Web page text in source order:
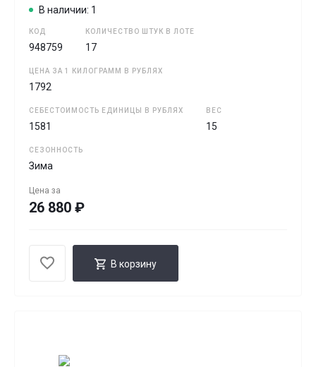
В наличии: 1
КОД
948759
КОЛИЧЕСТВО ШТУК В ЛОТЕ
17
ЦЕНА ЗА 1 КИЛОГРАММ В РУБЛЯХ
1792
СЕБЕСТОИМОСТЬ ЕДИНИЦЫ В РУБЛЯХ
1581
ВЕС
15
СЕЗОННОСТЬ
Зима
Цена за
26 880 ₽
В корзину